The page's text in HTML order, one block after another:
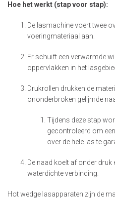
Hoe het werkt (stap voor stap):
De lasmachine voert twee
voeringmateriaal aan.
Er schuift een verwarmde
oppervlakken in het
Drukrollen drukken de
ononderbroken gelijmde
Tijdens deze stap
gecontroleerd om
over de hele las te
De naad koelt af onder druk
waterdichte verbinding.
Hot wedge lasapparaten zijn de